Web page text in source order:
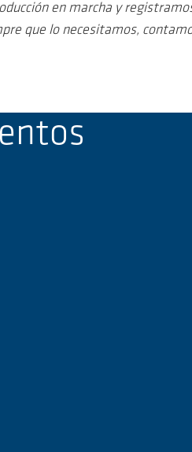
en marcha y
que lo necesitamos,